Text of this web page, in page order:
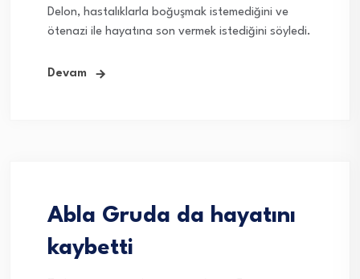
Delon, hastalıklarla boğuşmak istemediğini ve
ötenazi ile hayatına son vermek istediğini söyledi.
Devam
Abla Gruda da hayatını
kaybetti